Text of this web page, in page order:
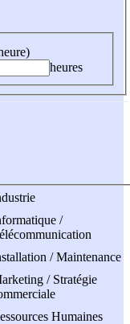
heures
/
/ Maintenance
/ Stratégie
Humaines